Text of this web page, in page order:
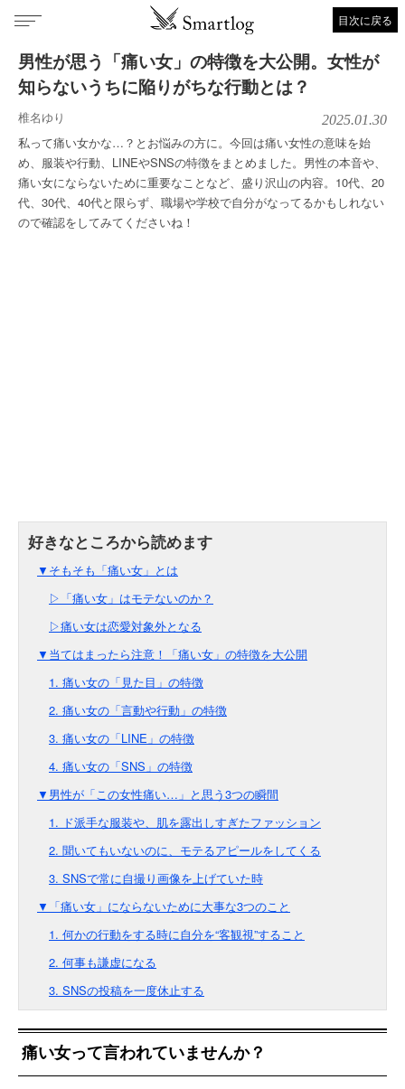
目次に戻る
男性が思う「痛い女」の特徴を大公開。女性が
知らないうちに陥りがちな行動とは？
椎名ゆり 2025.01.30
私って痛い女かな…？とお悩みの方に。今回は痛い女性の意味を始
め、服装や行動、LINEやSNSの特徴をまとめました。男性の本音や、
痛い女にならないために重要なことなど、盛り沢山の内容。10代、20
代、30代、40代と限らず、職場や学校で自分がなってるかもしれない
ので確認をしてみてくださいね！
▼そもそも「痛い女」とは
▷「痛い女」はモテないのか？
▷痛い女は恋愛対象外となる
▼当てはまったら注意！「痛い女」の特徴を大公開
1. 痛い女の「見た目」の特徴
2. 痛い女の「言動や行動」の特徴
3. 痛い女の「LINE」の特徴
4. 痛い女の「SNS」の特徴
▼男性が「この女性痛い…」と思う3つの瞬間
1. ド派手な服装や、肌を露出しすぎたファッション
2. 聞いてもいないのに、モテるアピールをしてくる
3. SNSで常に自撮り画像を上げていた時
▼「痛い女」にならないために大事な3つのこと
1. 何かの行動をする時に自分を“客観視”すること
2. 何事も謙虚になる
3. SNSの投稿を一度休止する
痛い女って言われていませんか？